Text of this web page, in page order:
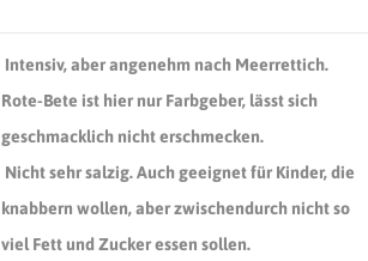
Intensiv, aber angenehm nach Meerrettich.
Rote-Bete ist hier nur Farbgeber, lässt sich
geschmacklich nicht erschmecken.
Nicht sehr salzig. Auch geeignet für Kinder, die
knabbern wollen, aber zwischendurch nicht so
viel Fett und Zucker essen sollen.